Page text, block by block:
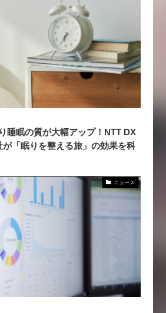
睡眠の質が大幅アップ！NTT DX
「眠りを整える旅」の効果を科
ニュース